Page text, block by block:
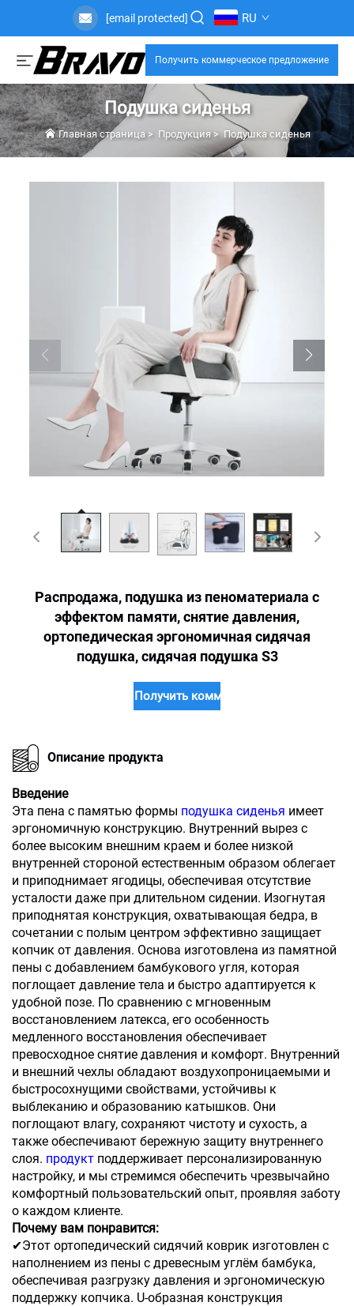
[email protected] RU
Получить коммерческое предложение
Подушка сиденья
Главная страница> Продукция>Подушка сиденья
Распродажа, подушка из пеноматериала с
эффектом памяти, снятие давления,
ортопедическая эргономичная сидячая
подушка, сидячая подушка S3
Получить коммерческое предложение
Описание продукта
Введение
Эта пена с памятью формы подушка сиденья имеет
эргономичную конструкцию. Внутренний вырез с
более высоким внешним краем и более низкой
внутренней стороной естественным образом облегает
и приподнимает ягодицы, обеспечивая отсутствие
усталости даже при длительном сидении. Изогнутая
приподнятая конструкция, охватывающая бедра, в
сочетании с полым центром эффективно защищает
копчик от давления. Основа изготовлена из памятной
пены с добавлением бамбукового угля, которая
поглощает давление тела и быстро адаптируется к
удобной позе. По сравнению с мгновенным
восстановлением латекса, его особенность
медленного восстановления обеспечивает
превосходное снятие давления и комфорт. Внутренний
и внешний чехлы обладают воздухопроницаемыми и
быстросохнущими свойствами, устойчивы к
выблеканию и образованию катышков. Они
поглощают влагу, сохраняют чистоту и сухость, а
также обеспечивают бережную защиту внутреннего
слоя. продукт поддерживает персонализированную
настройку, и мы стремимся обеспечить чрезвычайно
комфортный пользовательский опыт, проявляя заботу
о каждом клиенте.
Почему вам понравится:
✔Этот ортопедический сидячий коврик изготовлен с
наполнением из пены с древесным углём бамбука,
обеспечивая разгрузку давления и эргономическую
поддержку копчика. U-образная конструкция